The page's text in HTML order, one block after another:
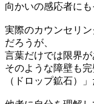
向かいの感応者にも
実際のカウンセリ
だろうが、
言葉だけでは限界が
そのような障壁も
（ドロップ鉱石）」